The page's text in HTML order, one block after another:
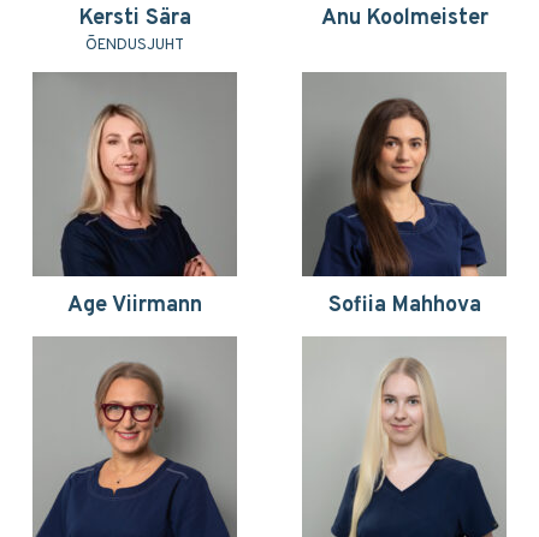
Kersti Sära
ÕENDUSJUHT
Anu Koolmeister
Age Viirmann Sofiia Mahhova